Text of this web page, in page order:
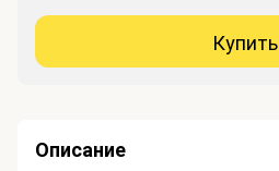
Купить
Описание